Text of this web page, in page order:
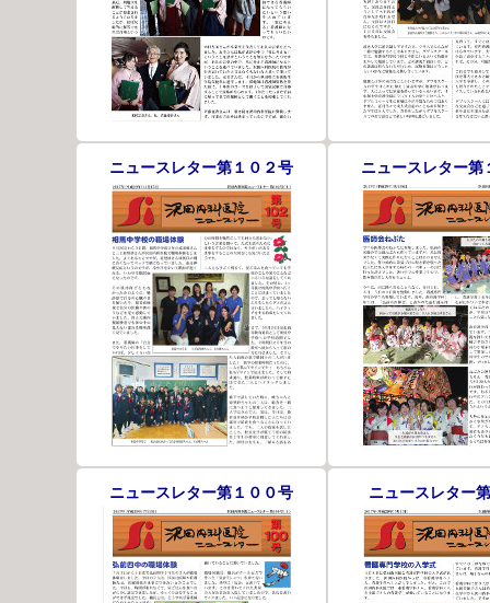
ニュースレター第１０２号 ニュースレター第
ニュースレター第１００号 ニュースレター